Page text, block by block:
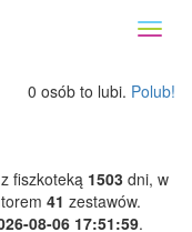
0 osób to lubi. Polub!
fiszkoteką 1503 dni, w
41 zestawów.
08-06 17:51:59.